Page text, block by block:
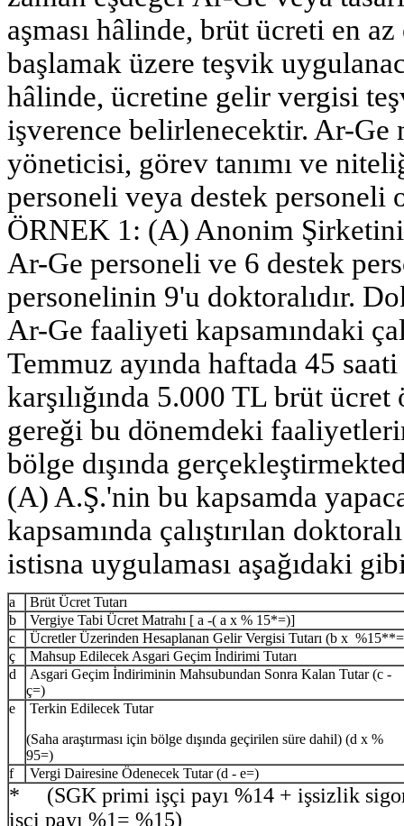
aşması hâlinde, brüt ücreti en
başlamak üzere teşvik
hâlinde, ücretine gelir vergisi
işverence belirlenecektir. Ar-Ge
yöneticisi, görev tanımı ve
personeli veya destek personeli
ÖRNEK 1: (A) Anonim
Ar-Ge personeli ve 6 destek
personelinin 9'u doktoralıdır.
Ar-Ge faaliyeti kapsamındaki
Temmuz ayında haftada 45
karşılığında 5.000 TL brüt
gereği bu dönemdeki
bölge dışında
(A) A.Ş.'nin bu kapsamda
kapsamında çalıştırılan
istisna uygulaması aşağıdaki
a
Brüt Ücret Tutarı
b
Vergiye Tabi Ücret Matrahı [ a -( a x % 15*=)]
c
Ücretler Üzerinden Hesaplanan Gelir Vergisi Tutarı (b x
ç
Mahsup Edilecek Asgari Geçim İndirimi Tutarı
d
Asgari Geçim İndiriminin Mahsubundan Sonra Kalan Tutar (c -
ç=)
e
Terkin Edilecek Tutar
(Saha araştırması için bölge dışında geçirilen süre dahil) (d x %
95=)
f
Vergi Dairesine Ödenecek Tutar (d - e=)
* (SGK primi işçi payı %14 + işsizlik
işçi payı %1= %15)